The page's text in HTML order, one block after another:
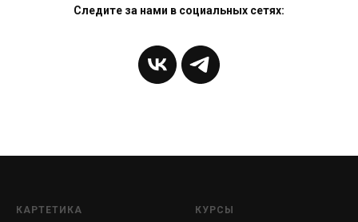
Следите за нами в социальных сетях:
КАРТЕТИКА КУРСЫ